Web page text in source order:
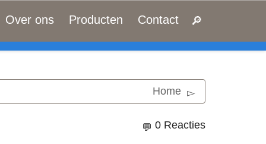
&
Over ons Producten Contact
Home
0 Reacties